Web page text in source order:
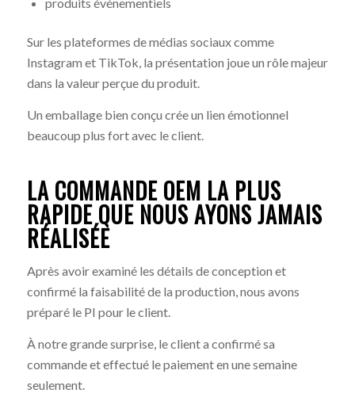
Sur les plateformes de médias sociaux comme
Instagram et TikTok, la présentation joue un rôle majeur
dans la valeur perçue du produit.
Un emballage bien conçu crée un lien émotionnel
beaucoup plus fort avec le client.
LA COMMANDE OEM LA PLUS
RAPIDE QUE NOUS AYONS JAMAIS
RÉALISÉE
Après avoir examiné les détails de conception et
confirmé la faisabilité de la production, nous avons
préparé le PI pour le client.
À notre grande surprise, le client a confirmé sa
commande et effectué le paiement en une semaine
seulement.